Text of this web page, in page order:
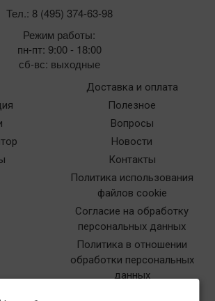
Доставка и оплата
Полезное
Вопросы
Новости
Контакты
Политика использования
файлов cookie
Согласие на обработку
персональных данных
Политика в отношении
обработки персональных
данных
Тел.: 8 (495) 374-63-98
Режим работы:
пн-пт: 9:00 - 18:00
сб-вс: выходные